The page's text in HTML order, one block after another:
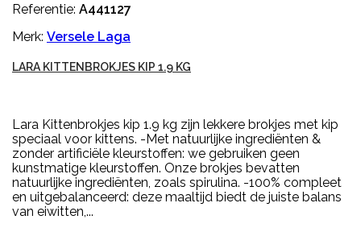
Referentie: A441127
Merk: Versele Laga
LARA KITTENBROKJES KIP 1.9 KG
Lara Kittenbrokjes kip 1.9 kg zijn lekkere brokjes met kip
speciaal voor kittens. -Met natuurlijke ingrediënten &
zonder artificiële kleurstoffen: we gebruiken geen
kunstmatige kleurstoffen. Onze brokjes bevatten
natuurlijke ingrediënten, zoals spirulina. -100% compleet
en uitgebalanceerd: deze maaltijd biedt de juiste balans
van eiwitten,...